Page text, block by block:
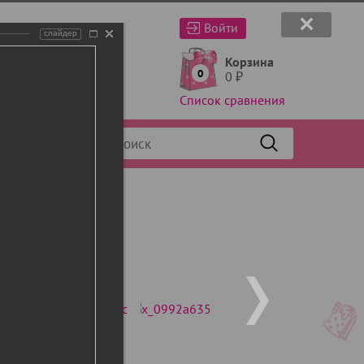
Войти
0
Корзина
0 ₽
Список сравнения
слайдер